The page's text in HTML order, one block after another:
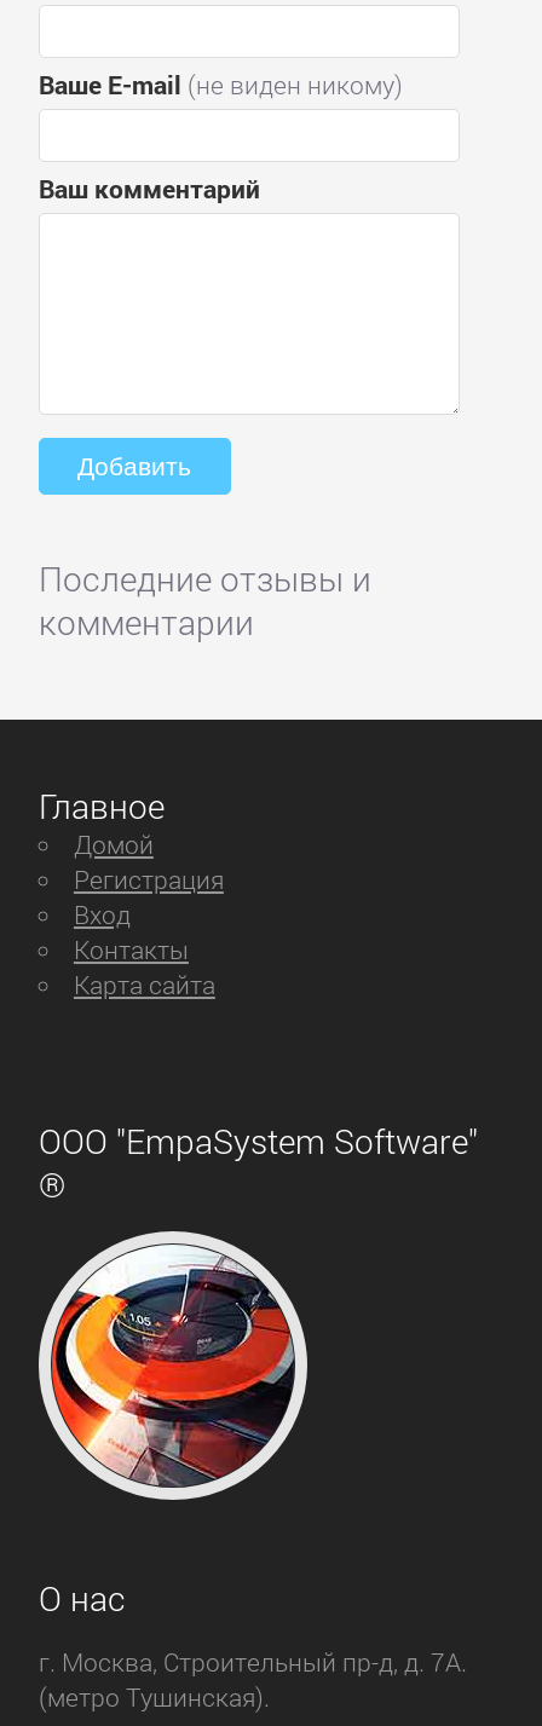
Ваше E-mail (не виден никому)
Ваш комментарий
Последние отзывы и
комментарии
Главное
Домой
Регистрация
Вход
Контакты
Карта сайта
ООО "EmpaSystem Software"
®
О нас
г. Москва, Строительный пр-д, д. 7А.
(метро Тушинская).